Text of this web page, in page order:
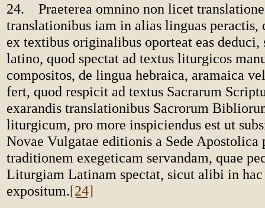
24. Praeterea omnino non licet
translationibus iam in alias linguas peractis,
ex textibus originalibus oporteat eas
latino, quod spectat ad textus liturgicos
compositos, de lingua hebraica, aramaica
fert, quod respicit ad textus Sacrarum
exarandis translationibus Sacrorum
liturgicum, pro more inspiciendus est ut
Novae Vulgatae editionis a Sede Apostolica
traditionem exegeticam servandam, quae
Liturgiam Latinam spectat, sicut alibi in
expositum.[24]